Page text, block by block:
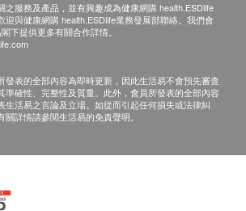
之服務及產品，並有興趣成為健康網購 health.ESDlife
迎與健康網購 health.ESDlife業務發展部聯絡。我們會
下提供更多有關合作詳情。
發表的全部內容為即時更新，因此生活易不會預先審查
準確性、完整性及質量。此外，會員所發表的全部內容
生活易之言論及立場。如從而引起任何損失或法律糾
詳情請參閱生活易的免責聲明。